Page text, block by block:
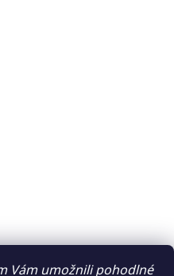
Vám umožnili pohodlné